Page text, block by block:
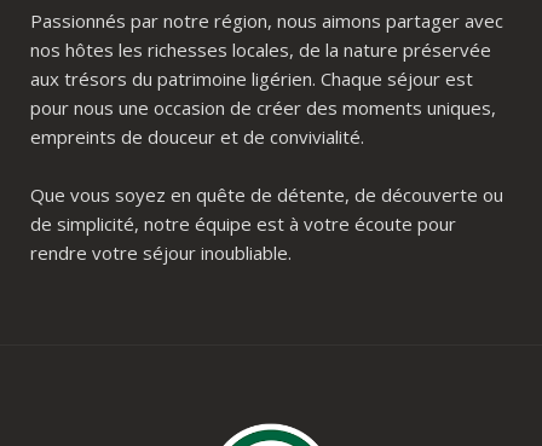
Passionnés par notre région, nous aimons partager avec
nos hôtes les richesses locales, de la nature préservée
aux trésors du patrimoine ligérien. Chaque séjour est
pour nous une occasion de créer des moments uniques,
empreints de douceur et de convivialité.
Que vous soyez en quête de détente, de découverte ou
de simplicité, notre équipe est à votre écoute pour
rendre votre séjour inoubliable.